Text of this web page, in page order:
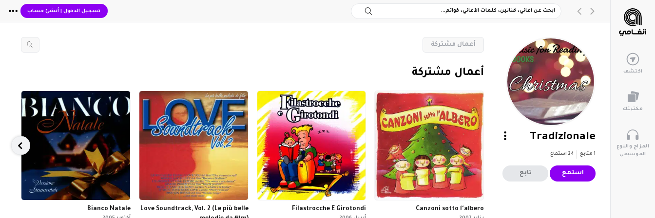
تسجيل الدخول| أنشئ حساب
اكتشف
مكتبتك
المزاج والنوع
الموسيقي
Tradizionale
1 متابع 24 استماع
استمع تابع
‏أعمال مشتركة
‏أعمال مشتركة
Canzoni sotto l'albero
Filastrocche E Girotondi
Love Soundtrack, Vol. 2 (Le più belle
Bianco Natale